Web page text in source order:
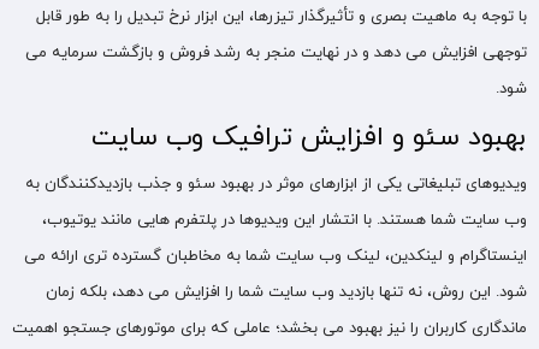
با توجه به ماهیت بصری و تأثیرگذار تیزرها، این ابزار نرخ تبدیل را به طور قابل
توجهی افزایش می دهد و در نهایت منجر به رشد فروش و بازگشت سرمایه می
شود.
بهبود سئو و افزایش ترافیک وب‌ سایت
ویدیوهای تبلیغاتی یکی از ابزارهای موثر در بهبود سئو و جذب بازدیدکنندگان به
وب ‌سایت شما هستند. با انتشار این ویدیوها در پلتفرم‌ هایی مانند یوتیوب،
اینستاگرام و لینکدین، لینک وب ‌سایت شما به مخاطبان گسترده‌ تری ارائه می‌
شود. این روش، نه تنها بازدید وب ‌سایت شما را افزایش می ‌دهد، بلکه زمان
ماندگاری کاربران را نیز بهبود می ‌بخشد؛ عاملی که برای موتورهای جستجو اهمیت